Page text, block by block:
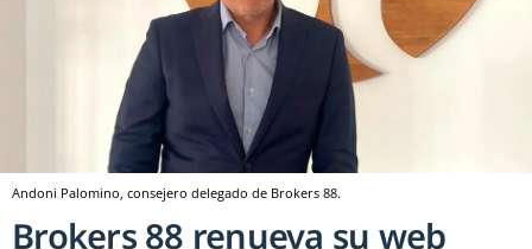
Andoni Palomino, consejero delegado de Brokers 88.
Brokers 88 renueva su web